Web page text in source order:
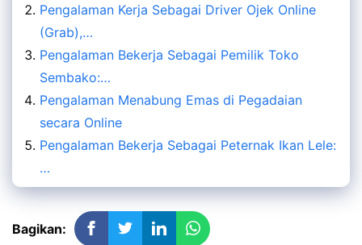
Pengalaman Kerja Sebagai Driver Ojek Online
(Grab),…
Pengalaman Bekerja Sebagai Pemilik Toko
Sembako:…
Pengalaman Menabung Emas di Pegadaian
secara Online
Pengalaman Bekerja Sebagai Peternak Ikan Lele:
…
Bagikan: